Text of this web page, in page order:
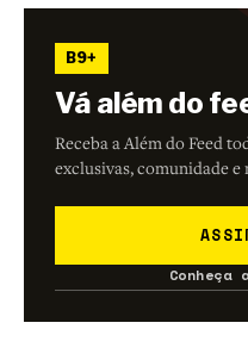
B9+
Vá além do
Receba a Além do Feed
exclusivas, comunidade e
Conheça